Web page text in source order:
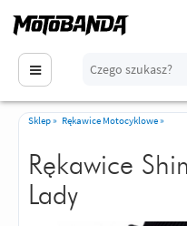
Sklep» Rękawice Motocyklowe»
Rękawice
Lady